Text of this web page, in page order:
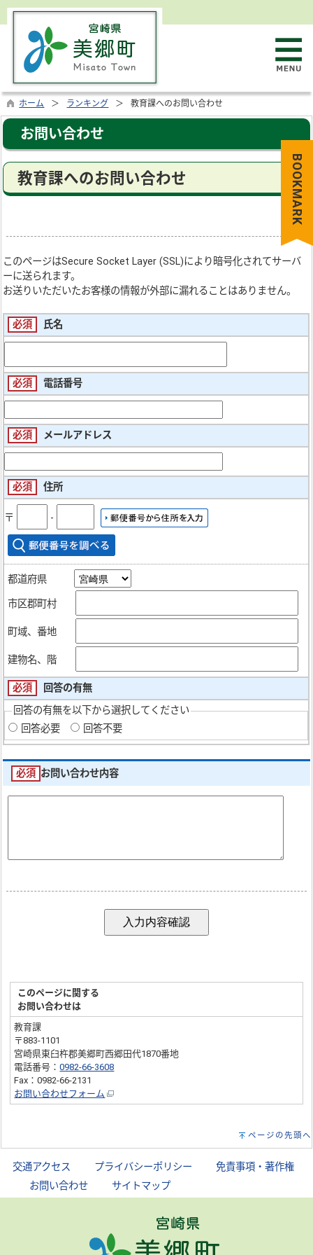
ホーム ランキング 教育課へのお問い合わせ
お問い合わせ
教育課へのお問い合わせ
このページはSecure Socket Layer (SSL)により暗号化されてサーバ
ーに送られます。
お送りいただいたお客様の情報が外部に漏れることはありません。
必須 氏名
必須 電話番号
必須 メールアドレス
必須 住所
〒 ‐
都道府県
市区郡町村
町域、番地
建物名、階
必須
回答の有無
回答の有無を以下から選択してください
回答必要
回答不要
必須 お問い合わせ内容
このページに関する
お問い合わせは
教育課
〒883-1101
宮崎県東臼杵郡美郷町西郷田代1870番地
電話番号：0982-66-3608
Fax：0982-66-2131
お問い合わせフォーム
ページの先頭へ
交通アクセス プライバシーポリシー
免責事項・著作権
お問い合わせ サイトマップ
BOOKMARK